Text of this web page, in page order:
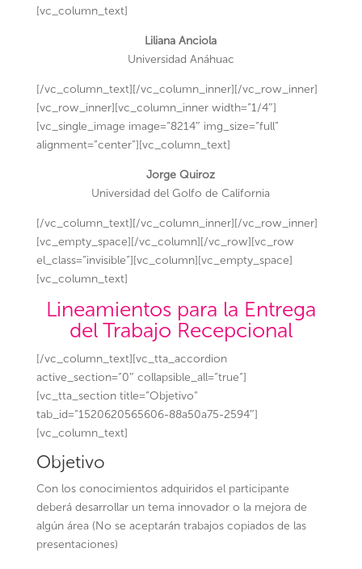
[vc_column_text]
Liliana Anciola
Universidad Anáhuac
[/vc_column_text][/vc_column_inner][/vc_row_inner]
[vc_row_inner][vc_column_inner width=”1/4″]
[vc_single_image image=”8214″ img_size=”full”
alignment=”center”][vc_column_text]
Jorge Quiroz
Universidad del Golfo de California
[/vc_column_text][/vc_column_inner][/vc_row_inner]
[vc_empty_space][/vc_column][/vc_row][vc_row
el_class=”invisible”][vc_column][vc_empty_space]
[vc_column_text]
Lineamientos para la Entrega
del Trabajo Recepcional
[/vc_column_text][vc_tta_accordion
active_section=”0″ collapsible_all=”true”]
[vc_tta_section title=”Objetivo”
tab_id=”1520620565606-88a50a75-2594″]
[vc_column_text]
Objetivo
Con los conocimientos adquiridos el participante
deberá desarrollar un tema innovador o la mejora de
algún área (No se aceptarán trabajos copiados de las
presentaciones)